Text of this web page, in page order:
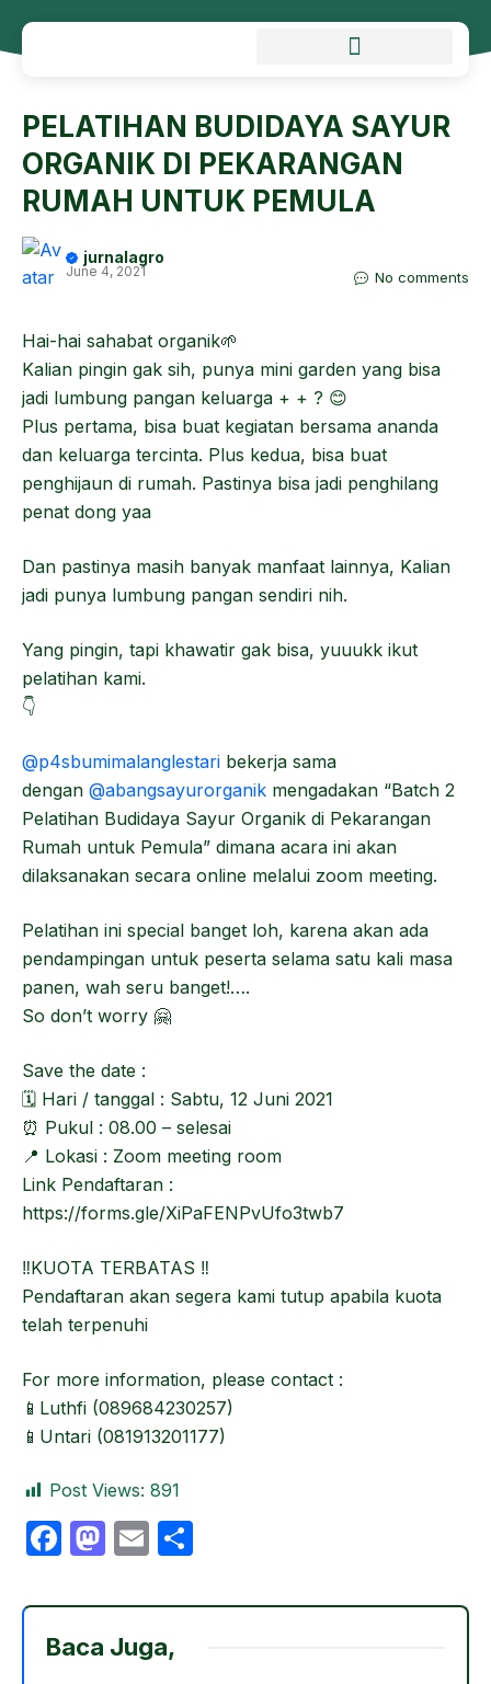
PELATIHAN BUDIDAYA SAYUR
ORGANIK DI PEKARANGAN
RUMAH UNTUK PEMULA
jurnalagro
June 4, 2021 No comments
Hai-hai sahabat organik🌱
Kalian pingin gak sih, punya mini garden yang bisa
jadi lumbung pangan keluarga + + ? 😊
Plus pertama, bisa buat kegiatan bersama ananda
dan keluarga tercinta. Plus kedua, bisa buat
penghijaun di rumah. Pastinya bisa jadi penghilang
penat dong yaa
Dan pastinya masih banyak manfaat lainnya, Kalian
jadi punya lumbung pangan sendiri nih.
Yang pingin, tapi khawatir gak bisa, yuuukk ikut
pelatihan kami.
👇
@p4sbumimalanglestari bekerja sama
dengan @abangsayurorganik mengadakan “Batch 2
Pelatihan Budidaya Sayur Organik di Pekarangan
Rumah untuk Pemula” dimana acara ini akan
dilaksanakan secara online melalui zoom meeting.
Pelatihan ini special banget loh, karena akan ada
pendampingan untuk peserta selama satu kali masa
panen, wah seru banget!….
So don’t worry 🤗
Save the date :
🗓️ Hari / tanggal : Sabtu, 12 Juni 2021
⏰ Pukul : 08.00 – selesai
📍 Lokasi : Zoom meeting room
Link Pendaftaran :
https://forms.gle/XiPaFENPvUfo3twb7
‼️KUOTA TERBATAS ‼️
Pendaftaran akan segera kami tutup apabila kuota
telah terpenuhi
For more information, please contact :
📱Luthfi (089684230257)
📱Untari (081913201177)
Post Views: 891
F
c
e
M
st
o
E
ail ar
Baca Juga,